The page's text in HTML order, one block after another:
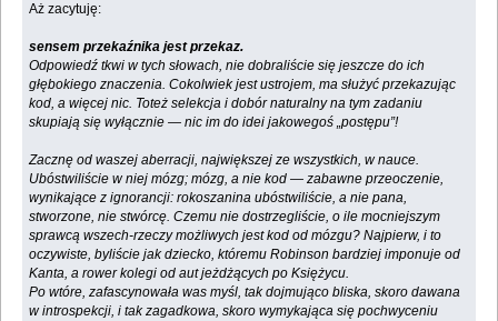
Aż zacytuję:
sensem przekaźnika jest przekaz.
Odpowiedź tkwi w tych słowach, nie dobraliście się jeszcze do ich
głębokiego znaczenia. Cokolwiek jest ustrojem, ma służyć przekazując
kod, a więcej nic. Toteż selekcja i dobór naturalny na tym zadaniu
skupiają się wyłącznie — nic im do idei jakowegoś „postępu”!
Zacznę od waszej aberracji, największej ze wszystkich, w nauce.
Ubóstwiliście w niej mózg; mózg, a nie kod — zabawne przeoczenie,
wynikające z ignorancji: rokoszanina ubóstwiliście, a nie pana,
stworzone, nie stwórcę. Czemu nie dostrzegliście, o ile mocniejszym
sprawcą wszech-rzeczy możliwych jest kod od mózgu? Najpierw, i to
oczywiste, byliście jak dziecko, któremu Robinson bardziej imponuje od
Kanta, a rower kolegi od aut jeżdżących po Księżycu.
Po wtóre, zafascynowała was myśl, tak dojmująco bliska, skoro dawana
w introspekcji, i tak zagadkowa, skoro wymykająca się pochwyceniu